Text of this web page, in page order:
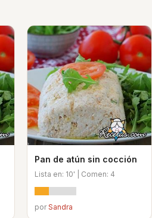
Pan de atún sin cocción
Lista en: 10' | Comen: 4
porSandra